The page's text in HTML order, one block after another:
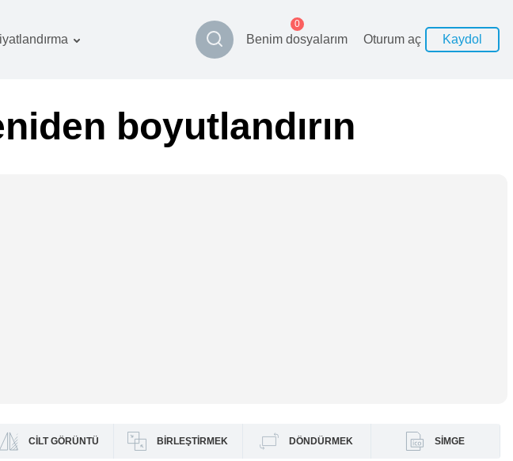
Benim dosyalarım
0
Oturum aç Kaydol
boyutlandırın
CILT GÖRÜNTÜ BIRLEŞTIRMEK DÖNDÜRMEK SIMGE